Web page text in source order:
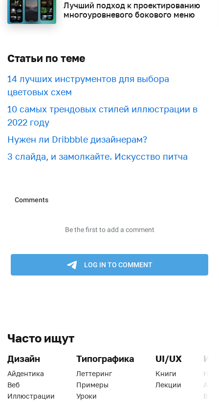
Лучший подход к проектированию
многоуровневого бокового меню
Статьи по теме
​​14 лучших инструментов для выбора
цветовых схем
10 самых трендовых стилей иллюстрации в
2022 году
Нужен ли Dribbble дизайнерам?
3 слайда, и замолкайте. Искусство питча
Часто ищут
Дизайн
Айдентика
Веб
Иллюстрации
Типографика
Леттеринг
Примеры
Уроки
UI/UX
Книги
Лекции
Веб